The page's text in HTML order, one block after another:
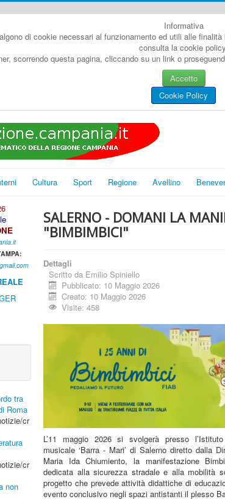
Informativa
di cookie necessari al funzionamento ed utili alle
consulta la cookie
scorrendo questa pagina, cliccando su un link o
Accetto
Cookie Policy
Cultura Sport Regione Avellino
tra
Roma
cr
cr
non
SALERNO - DOMANI LA
"BIMBIMBICI"
Dettagli
Scritto da Emilio Spiniello
Pubblicato: 10 Maggio 2026
Creato: 10 Maggio 2026
Visite: 458
L’11 maggio 2026 si svolgerà presso
musicale ‘Barra - Mari’ di Salerno diretto dalla
Maria Ida Chiumiento, la manifestazione
dedicata alla sicurezza stradale e alla mobilità
progetto che prevede attività didattiche di
evento conclusivo negli spazi antistanti il plesso